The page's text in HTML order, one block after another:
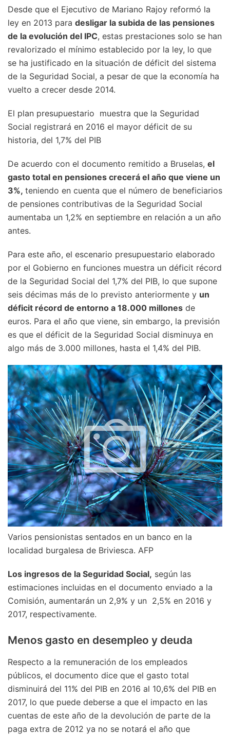
Desde que el Ejecutivo de Mariano Rajoy reformó la
ley en 2013 para desligar la subida de las pensiones
de la evolución del IPC, estas prestaciones solo se han
revalorizado el mínimo establecido por la ley, lo que
se ha justificado en la situación de déficit del sistema
de la Seguridad Social, a pesar de que la economía ha
vuelto a crecer desde 2014.
El plan presupuestario muestra que la Seguridad
Social registrará en 2016 el mayor déficit de su
historia, del 1,7% del PIB
De acuerdo con el documento remitido a Bruselas, el
gasto total en pensiones crecerá el año que viene un
3%, teniendo en cuenta que el número de beneficiarios
de pensiones contributivas de la Seguridad Social
aumentaba un 1,2% en septiembre en relación a un año
antes.
Para este año, el escenario presupuestario elaborado
por el Gobierno en funciones muestra un déficit récord
de la Seguridad Social del 1,7% del PIB, lo que supone
seis décimas más de lo previsto anteriormente y un
déficit récord de entorno a 18.000 millones de
euros. Para el año que viene, sin embargo, la previsión
es que el déficit de la Seguridad Social disminuya en
algo más de 3.000 millones, hasta el 1,4% del PIB.
Varios pensionistas sentados en un banco en la
localidad burgalesa de Briviesca. AFP
Los ingresos de la Seguridad Social, según las
estimaciones incluidas en el documento enviado a la
Comisión, aumentarán un 2,9% y un 2,5% en 2016 y
2017, respectivamente.
Menos gasto en desempleo y deuda
Respecto a la remuneración de los empleados
públicos, el documento dice que el gasto total
disminuirá del 11% del PIB en 2016 al 10,6% del PIB en
2017, lo que puede deberse a que el impacto en las
cuentas de este año de la devolución de parte de la
paga extra de 2012 ya no se notará el año que